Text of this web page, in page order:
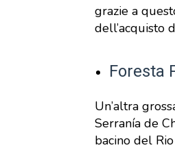
grazie a
dell’acquisto
Foresta
Un’altra
Serranía de
bacino del